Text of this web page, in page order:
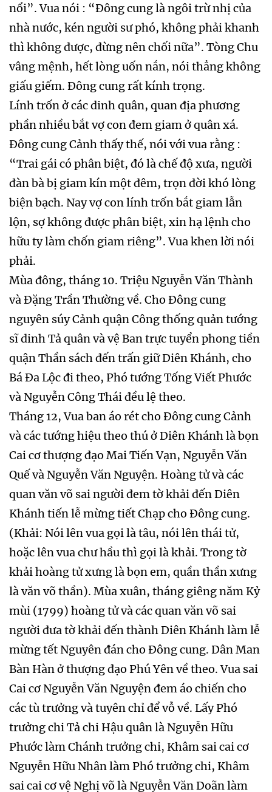
nổi”. Vua nói : “Đông cung là ngôi trừ nhị của
nhà nước, kén người sư phó, không phải khanh
thì không được, đừng nên chối nữa”. Tòng Chu
vâng mệnh, hết lòng uốn nắn, nói thẳng không
giấu giếm. Đông cung rất kính trọng.
Lính trốn ở các dinh quân, quan địa phương
phần nhiều bắt vợ con đem giam ở quân xá.
Đông cung Cảnh thấy thế, nói với vua rằng :
“Trai gái có phân biệt, đó là chế độ xưa, người
đàn bà bị giam kín một đêm, trọn đời khó lòng
biện bạch. Nay vợ con lính trốn bắt giam lẫn
lộn, sợ không được phân biệt, xin hạ lệnh cho
hữu ty làm chốn giam riêng”. Vua khen lời nói
phải.
Mùa đông, tháng 10. Triệu Nguyễn Văn Thành
và Đặng Trần Thường về. Cho Đông cung
nguyên súy Cảnh quận Công thống quản tướng
sĩ dinh Tả quân và vệ Ban trực tuyển phong tiền
quận Thần sách đến trấn giữ Diên Khánh, cho
Bá Đa Lộc đi theo, Phó tướng Tống Viết Phước
và Nguyễn Công Thái đều lệ theo.
Tháng 12, Vua ban áo rét cho Đông cung Cảnh
và các tướng hiệu theo thú ở Diên Khánh là bọn
Cai cơ thượng đạo Mai Tiến Vạn, Nguyễn Văn
Quế và Nguyễn Văn Nguyện. Hoàng tử và các
quan văn võ sai người đem tờ khải đến Diên
Khánh tiến lễ mừng tiết Chạp cho Đông cung.
(Khải: Nói lên vua gọi là tâu, nói lên thái tử,
hoặc lên vua chư hầu thì gọi là khải. Trong tờ
khải hoàng tử xưng là bọn em, quần thần xưng
là văn võ thần). Mùa xuân, tháng giêng năm Kỷ
mùi (1799) hoàng tử và các quan văn võ sai
người đưa tờ khải đến thành Diên Khánh làm lễ
mừng tết Nguyên đán cho Đông cung. Dân Man
Bàn Hàn ở thượng đạo Phú Yên về theo. Vua sai
Cai cơ Nguyễn Văn Nguyện đem áo chiến cho
các tù trưởng và tuyên chỉ để vỗ về. Lấy Phó
trưởng chi Tả chi Hậu quân là Nguyễn Hữu
Phước làm Chánh trưởng chi, Khâm sai cai cơ
Nguyễn Hữu Nhân làm Phó trưởng chi, Khâm
sai cai cơ vệ Nghị võ là Nguyễn Văn Doãn làm